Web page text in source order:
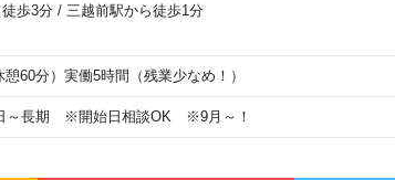
歩3分/ 三越前駅から徒歩1分
60分）実働5時間（残業少なめ！）
～長期 ※開始日相談OK ※9月～！